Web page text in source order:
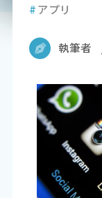
#アプリ
執筆者